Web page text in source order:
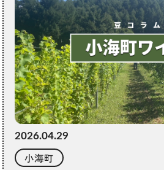
2026.04.29
小海町